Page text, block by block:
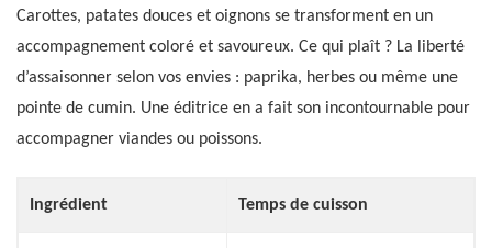
Carottes, patates douces et oignons se transforment en un
accompagnement coloré et savoureux. Ce qui plaît ? La liberté
d’assaisonner selon vos envies : paprika, herbes ou même une
pointe de cumin. Une éditrice en a fait son incontournable pour
accompagner viandes ou poissons.
Ingrédient Temps de cuisson